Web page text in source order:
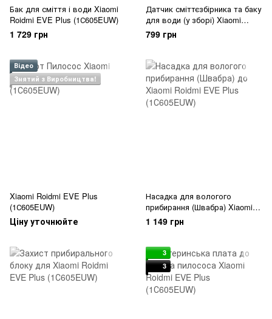
Бак для сміття і води Xiaomi
Roidmi EVE Plus (1С605EUW)
1 729 грн
Датчик сміттєзбірника та баку
для води (у зборі) Xiaomi
Roidmi EVE Plus
799 грн
Відео
Знятий з Виробництва!
Xiaomi Roidmi EVE Plus
(1С605EUW)
Ціну уточнюйте
Насадка для вологого
прибирання (Швабра) Xiaomi
Roidmi EVE Plus (1С605EUW)
1 149 грн
3
3